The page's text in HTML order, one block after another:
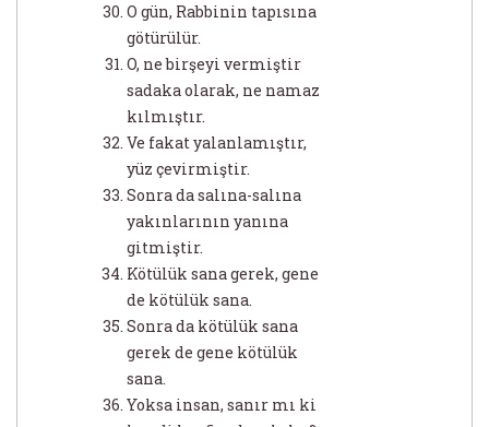
O gün, Rabbinin tapısına
götürülür.
O, ne birşeyi vermiştir
sadaka olarak, ne namaz
kılmıştır.
Ve fakat yalanlamıştır,
yüz çevirmiştir.
Sonra da salına-salına
yakınlarının yanına
gitmiştir.
Kötülük sana gerek, gene
de kötülük sana.
Sonra da kötülük sana
gerek de gene kötülük
sana.
Yoksa insan, sanır mı ki